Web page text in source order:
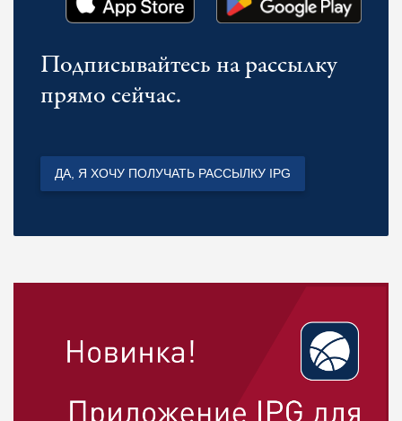
Подписывайтесь на рассылку
прямо сейчас.
ДА, Я ХОЧУ ПОЛУЧАТЬ РАССЫЛКУ IPG